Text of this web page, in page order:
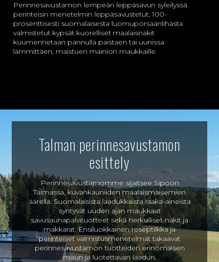
Perinnesavustamon lempeän leppäsavun syleilyssä
perinteisin menetelmin leppäsavustetut, 100-
prosenttisesti suomalaisesta luomuporsaanlihasta
valmistetut kypsät kuorelliset maalaisnakit
kuumennetaan pannulla paistaen tai uunissa
lämmittäen, maistuen mainion maukkaille.
Talman perinnesavustamon
esittely
Perinnesavustamomme sijaitsee Sipoon
Talmassa, kuvankauniiden maalaismaisemien
äärellä. Suomalaisista laadukkaista raaka-aineista
syntyvät uuden ajan maukkaat
savusaunapalvituotteet sekä herkulliset nakit ja
makkarat. Ensiluokkainen reseptiikka ja
perinteiset valmistusmenetelmät takaavat
perinnesavustamon tuotteiden erinomaisen
maun ja luotettavan laadun.